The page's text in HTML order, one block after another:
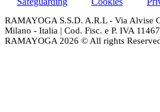
RAMAYOGA S.S.D. A.R.L - Via Alvise
Milano - Italia | Cod. Fisc. e P. IVA
RAMAYOGA 2026 © All rights